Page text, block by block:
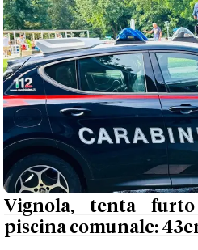
Vignola, tenta
piscina comunale: